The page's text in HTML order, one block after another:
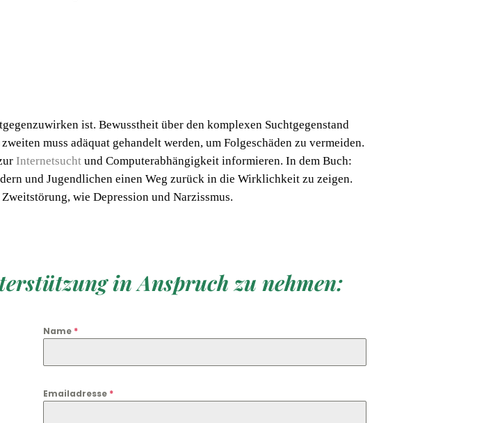
ist. Bewusstheit über den komplexen Suchtgegenstand
muss adäquat gehandelt werden, um Folgeschäden zu vermeiden.
Internetsucht und Computerabhängigkeit informieren. In dem Buch:
und Jugendlichen einen Weg zurück in die Wirklichkeit zu zeigen.
wie Depression und Narzissmus.
in Anspruch zu nehmen:
Name *
Emailadresse *